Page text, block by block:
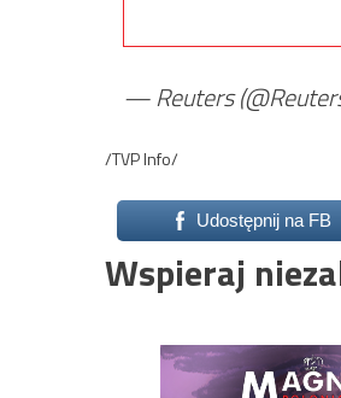
— Reuters
/TVP Info/
Udostępnij na FB
Wspieraj